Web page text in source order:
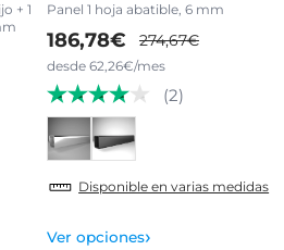
+ 1
Panel 1 hoja abatible, 6 mm
186,78€ 274,67€
desde 62,26€/mes
(2)
Disponible en varias medidas
Ver opciones›